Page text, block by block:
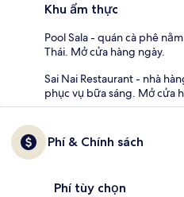
Khu ẩm thực
Pool Sala - quán cà phê
Thái. Mở cửa hàng ngày.
Sai Nai Restaurant - nhà
phục vụ bữa sáng. Mở cửa
Phí & Chính sách
Phí tùy chọn